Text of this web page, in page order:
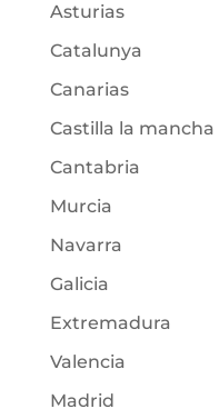
Asturias
Catalunya
Canarias
Castilla la mancha
Cantabria
Murcia
Navarra
Galicia
Extremadura
Valencia
Madrid